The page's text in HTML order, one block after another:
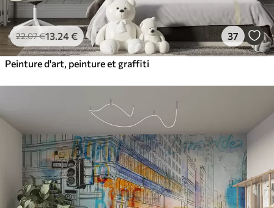
22.07€13 .24€ 37
Peinture d'art, peinture et graffiti